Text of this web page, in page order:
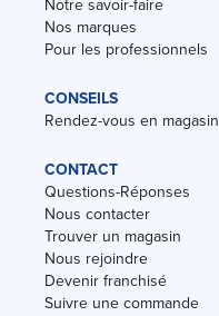
Nos marques
Pour les professionnels
CONSEILS
Rendez-vous en magasin
CONTACT
Questions-Réponses
Nous contacter
Trouver un magasin
Nous rejoindre
Devenir franchisé
Suivre une commande